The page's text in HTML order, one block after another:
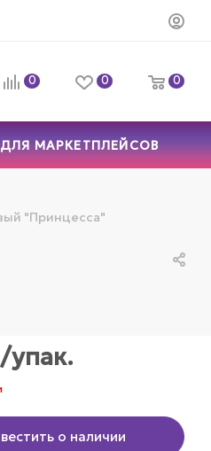
0 0 0
ДЛЯ МАРКЕТПЛЕЙСОВ
"Принцесса"
/упак.
о наличии